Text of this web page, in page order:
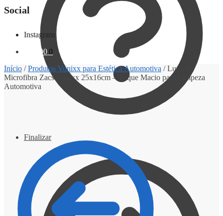
Finalizar
Social
Instagram
0,00 0
Início /Produtos Vonixx para Estética Automotiva /Luva de
Microfibra Zacs Vonixx 25x16cm – Toque Macio para Limpeza
Automotiva